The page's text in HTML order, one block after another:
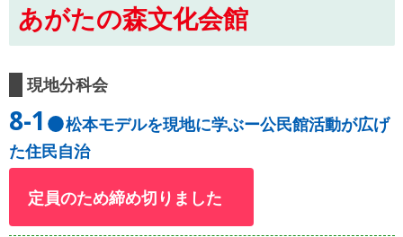
あがたの森文化会館
現地分科会
8-1
松本モデルを現地に学ぶー公民館活動が広げ
た住民自治
定員のため締め切りました